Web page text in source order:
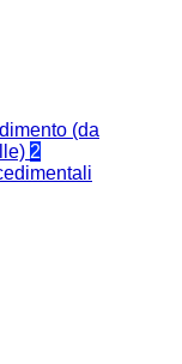
(da
2